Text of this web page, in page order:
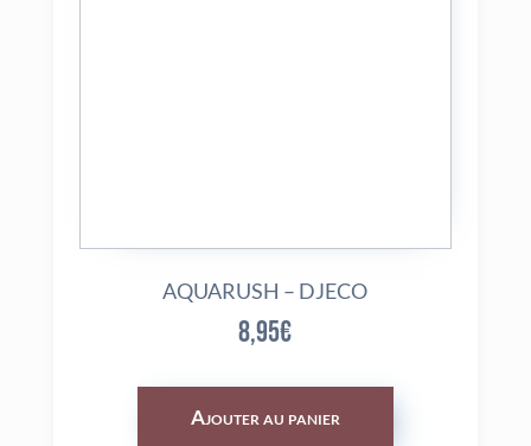
AQUARUSH – DJECO
8,95€
Ajouter au panier